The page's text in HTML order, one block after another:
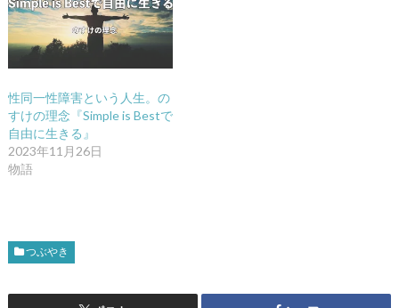
性同一性障害という人生。の
すけの理念『Simple is Bestで
自由に生きる』
2023年11月26日
物語
つぶやき